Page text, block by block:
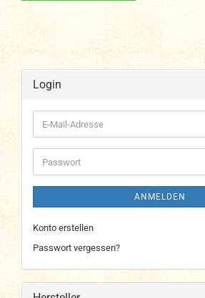
Login
E-
Mail-
Adresse
Passwort
ANMELDEN
Konto erstellen
Passwort vergessen?